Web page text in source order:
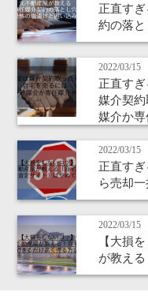
正直す
約の落
2022/03/15
正直す
媒介契
媒介か
2022/03/15
正直す
ら売却
2022/03/15
【大損
が教え